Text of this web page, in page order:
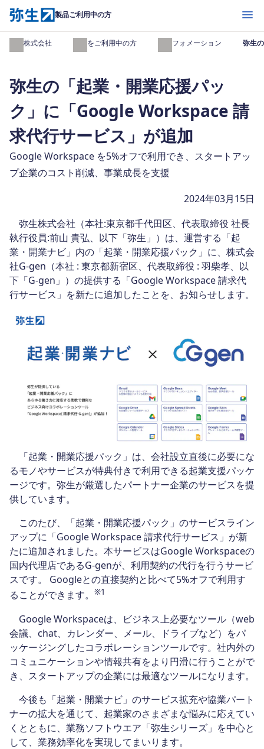
製品ご利用中の方 開く
弥生株式会社 製品をご利用中の方 インフォメーション 弥生
弥生の「起業・開業応援パッ
ク」に「Google Workspace 請
求代行サービス」が追加
Google Workspace を5%オフで利用でき、スタートアッ
プ企業のコスト削減、事業成長を支援
2024年03月15日
弥生株式会社（本社:東京都千代田区、代表取締役 社長
執行役員:前山 貴弘、以下「弥生」）は、運営する「起
業・開業ナビ」内の「起業・開業応援パック」に、株式会
社G-gen（本社 : 東京都新宿区、代表取締役 : 羽柴孝、以
下「G-gen」）の提供する「Google Workspace 請求代
行サービス」を新たに追加したことを、お知らせします。
「起業・開業応援パック」は、会社設立直後に必要にな
るモノやサービスが特典付きで利用できる起業支援パッケ
ージです。弥生が厳選したパートナー企業のサービスを提
供しています。
このたび、「起業・開業応援パック」のサービスライン
アップに「Google Workspace 請求代行サービス」が新
たに追加されました。本サービスはGoogle Workspaceの
国内代理店であるG-genが、利用契約の代行を行うサービ
スです。 Googleとの直接契約と比べて5%オフで利用す
ることができます。
※1
Google Workspaceは、ビジネス上必要なツール（web
会議、chat、カレンダー、メール、ドライブなど）をパ
ッケージングしたコラボレーションツールです。社内外の
コミュニケーションや情報共有をより円滑に行うことがで
き、スタートアップの企業には最適なツールになります。
今後も「起業・開業ナビ」のサービス拡充や協業パート
ナーの拡大を通じて、起業家のさまざまな悩みに応えてい
くとともに、業務ソフトウエア「弥生シリーズ」を中心と
して、業務効率化を実現してまいります。